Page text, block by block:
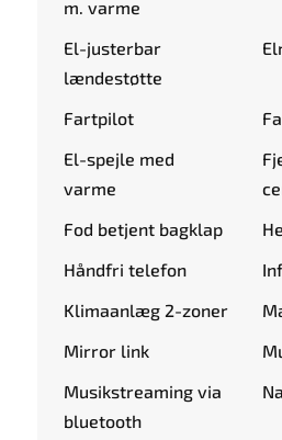
m. varme
El-justerbar
lændestøtte
Fartpilot
El-spejle med
varme
Fod betjent bagklap
Håndfri telefon
Klimaanlæg 2-zoner
Mirror link
Musikstreaming via
bluetooth